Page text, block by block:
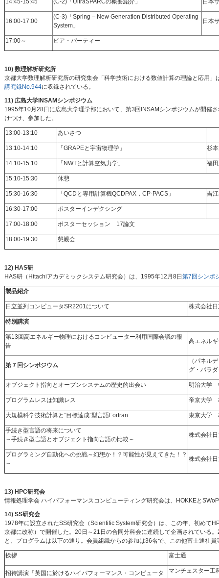
14:45-15:45 (C-2)「UltraSPARCの概要紹介」 日本
16:00-17:00
(C-3)「Spring – New Generation Distributed Operating
System」
日本
17:00～ ビア・パーティー
10) 数理解析研究所
京都大学数理解析研究所の研究集会「科学技術における数値計算の理論と応用
講究録No.944に収録されている。
11) 広島大学INSAMシンポジウム
1995年10月28日に広島大学理学部において、第3回INSAMシンポジウムが開催
けつけ、参加した。
13:00-13:10 あいさつ
13:10-14:10 「GRAPEと宇宙物理学」 杉
14:10-15:10 「NWTと計算空気力学」 福
15:10-15:30 休憩
15:30-16:30 「QCDと専用計算機QCDPAX，CP-PACS」 吉
16:30-17:00 ポスターインデクシング
17:00-18:00 ポスターセッション 17論文
18:00-19:30 懇親会
12) HAS研
HAS研（Hitachiアカデミックシステム研究会）は、1995年12月8日 第7回シンポ
製品紹介
日立並列コンピュータSR2201について 株式会社
特別講演
第13回高エネルギー物理におけるコンピューター利用国際会議の報
告
高エネル
第７回シンポジウム
（パネル
グ・パラ
オブジェクト指向とオープンシステムの歴史的出会い 明治大学
プログラムレスは知識レス 帝京大学
大規模科学技術計算と“目標達成”型言語Fortran 東京大学
手続き型言語の将来について
～手続き型言語とオブジェクト指向言語の比較～
株式会社
プログラミング自動化への挑戦～幻想か！？可能性が見えてきた！？
～
株式会社
13) HPC研究会
情報処理学会 ハイパフォーマンスコンピューティング研究会は、HOKKEと
14) SS研究会
1978年に設立されたSS研究会（Scientific System研究会）は、この年、初めて
京都に改称）で開催した。20日～21日の合同分科会に連続して企画されている
と、プログラムは以下の通り。会員組織からの参加は36名で、この他富士通社
挨拶 富士通
招待講演「英国に於けるハイパフォーマンス・コンピュータ
マンチェスター